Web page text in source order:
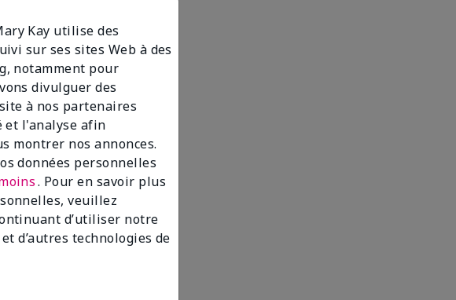
Kay utilise des
sur ses sites Web à des
notamment pour
divulguer des
à nos partenaires
et l'analyse afin
montrer nos annonces.
données personnelles
. Pour en savoir plus
veuillez
d’utiliser notre
d’autres technologies de